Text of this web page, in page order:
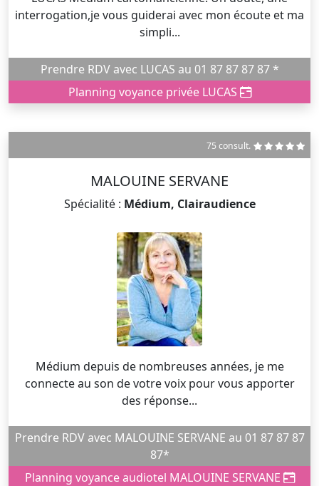
interrogation,je vous guiderai avec mon écoute et ma
simpli...
Prendre RDV avec LUCAS au 01 87 87 87 87 *
Planning voyance privée LUCAS
75 consult.
MALOUINE SERVANE
Spécialité : Médium, Clairaudience
Médium depuis de nombreuses années, je me
connecte au son de votre voix pour vous apporter
des réponse...
Prendre RDV avec MALOUINE SERVANE au 01 87 87 87
87*
Planning voyance audiotel MALOUINE SERVANE